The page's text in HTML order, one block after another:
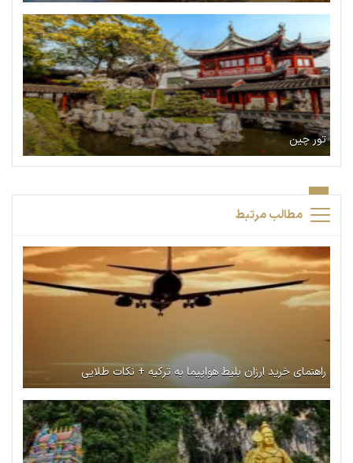
تور چین
مطالب مرتبط
راهنمای خرید ارزان بلیط هواپیما به ترکیه + نکات طلایی